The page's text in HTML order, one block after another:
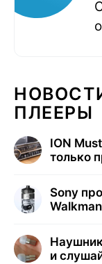
ПЛЕЕРЫ
ION
только
Sony
и